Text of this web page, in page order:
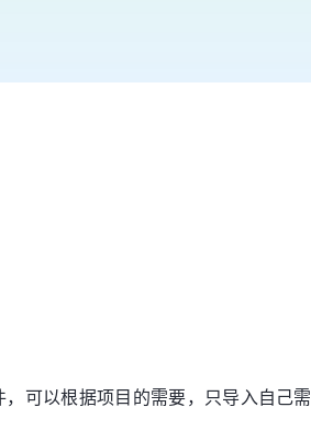
可以根据项目的需要，只导入自己